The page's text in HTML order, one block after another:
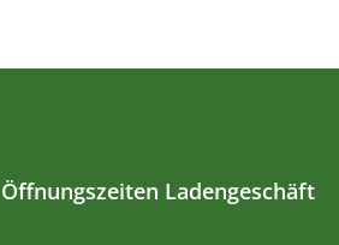
Öffnungszeiten Ladengeschäft